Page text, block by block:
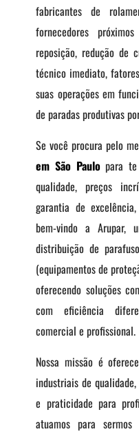
fabricantes de
fornecedores
reposição, redução de
técnico imediato,
suas operações em
de paradas produtivas
Se você procura pelo
em São Paulopara te
qualidade, preços
garantia de
bem-vindo a Arupar,
distribuição de
(equipamentos de
oferecendo soluções
com eficiência
comercial e profissional.
Nossa missão é
industriais de
e praticidade para
atuamos para sermos